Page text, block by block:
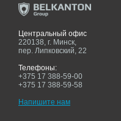
Центральный офис
220138, г. Минск,
пер. Липковский, 22
Телефоны:
+375 17 388-59-00
+375 17 388-59-58
Напишите нам